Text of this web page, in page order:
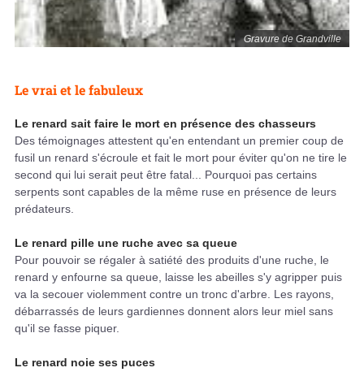
Gravure de Grandville
Le vrai et le fabuleux
Le renard sait faire le mort en présence des chasseurs
Des témoignages attestent qu'en entendant un premier coup de
fusil un renard s'écroule et fait le mort pour éviter qu'on ne tire le
second qui lui serait peut être fatal... Pourquoi pas certains
serpents sont capables de la même ruse en présence de leurs
prédateurs.
Le renard pille une ruche avec sa queue
Pour pouvoir se régaler à satiété des produits d'une ruche, le
renard y enfourne sa queue, laisse les abeilles s'y agripper puis
va la secouer violemment contre un tronc d'arbre. Les rayons,
débarrassés de leurs gardiennes donnent alors leur miel sans
qu'il se fasse piquer.
Le renard noie ses puces